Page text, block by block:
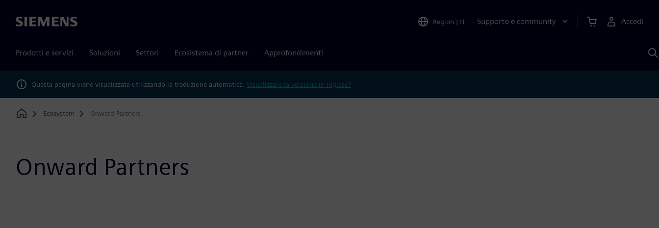
Siemens Region | IT Supporto e community Accedi
Prodotti e servizi Soluzioni Settori Ecosistema di partner Approfondimenti
Questa pagina viene visualizzata utilizzando la traduzione automatica. Visualizzare la versione in inglese?
Home
Ecosystem Onward Partners
Onward Partners